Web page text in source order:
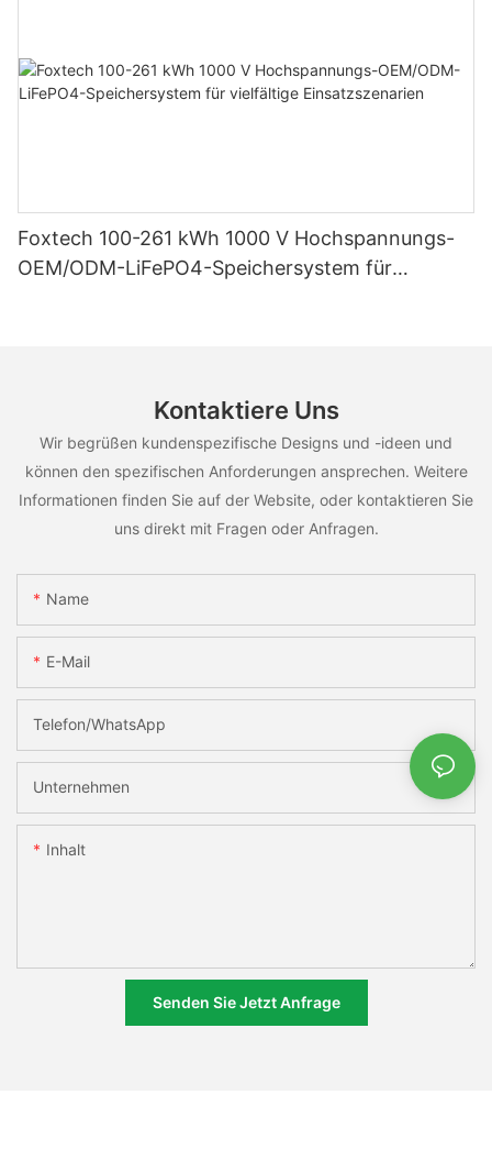
Foxtech 100-261 kWh 1000 V Hochspannungs-
OEM/ODM-LiFePO4-Speichersystem für
Kontaktiere Uns
Wir begrüßen kundenspezifische Designs und -ideen und
können den spezifischen Anforderungen ansprechen. Weitere
Informationen finden Sie auf der Website, oder kontaktieren Sie
uns direkt mit Fragen oder Anfragen.
Name
E-Mail
Telefon/WhatsApp
Unternehmen
Inhalt
Senden Sie Jetzt Anfrage